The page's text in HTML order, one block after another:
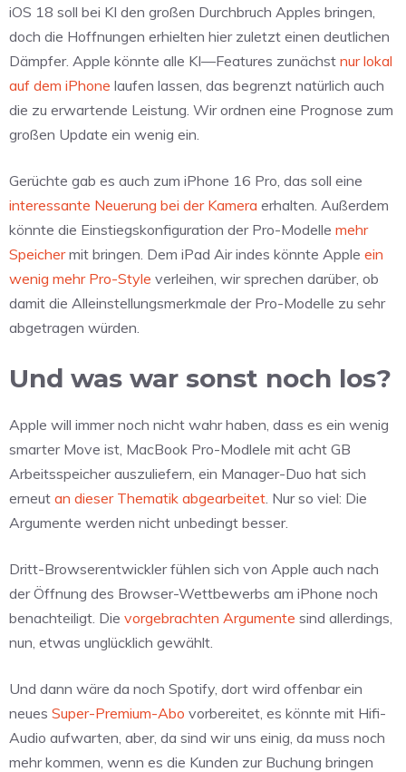
iOS 18 soll bei KI den großen Durchbruch Apples bringen,
doch die Hoffnungen erhielten hier zuletzt einen deutlichen
Dämpfer. Apple könnte alle KI—Features zunächst nur lokal
auf dem iPhone laufen lassen, das begrenzt natürlich auch
die zu erwartende Leistung. Wir ordnen eine Prognose zum
großen Update ein wenig ein.
Gerüchte gab es auch zum iPhone 16 Pro, das soll eine
interessante Neuerung bei der Kamera erhalten. Außerdem
könnte die Einstiegskonfiguration der Pro-Modelle mehr
Speichermit bringen. Dem iPad Air indes könnte Apple ein
wenig mehr Pro-Style verleihen, wir sprechen darüber, ob
damit die Alleinstellungsmerkmale der Pro-Modelle zu sehr
abgetragen würden.
Und was war sonst noch los?
Apple will immer noch nicht wahr haben, dass es ein wenig
smarter Move ist, MacBook Pro-Modlele mit acht GB
Arbeitsspeicher auszuliefern, ein Manager-Duo hat sich
erneut an dieser Thematik abgearbeitet . Nur so viel: Die
Argumente werden nicht unbedingt besser.
Dritt-Browserentwickler fühlen sich von Apple auch nach
der Öffnung des Browser-Wettbewerbs am iPhone noch
benachteiligt. Die vorgebrachten Argumente sind allerdings,
nun, etwas unglücklich gewählt.
Und dann wäre da noch Spotify, dort wird offenbar ein
neues Super-Premium-Abo vorbereitet, es könnte mit Hifi-
Audio aufwarten, aber, da sind wir uns einig, da muss noch
mehr kommen, wenn es die Kunden zur Buchung bringen